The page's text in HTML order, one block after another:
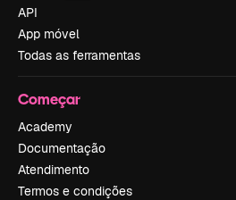
API
App móvel
Todas as ferramentas
Começar
Academy
Documentação
Atendimento
Termos e condições